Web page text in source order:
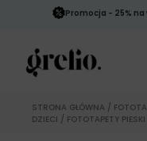
Promocja - 25% na
STRONA GŁÓWNA /
DZIECI / FOTOTAPETY PIESKI